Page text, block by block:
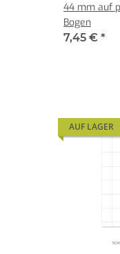
44 mm auf
Bogen
7,45 € *
AUF LAGER